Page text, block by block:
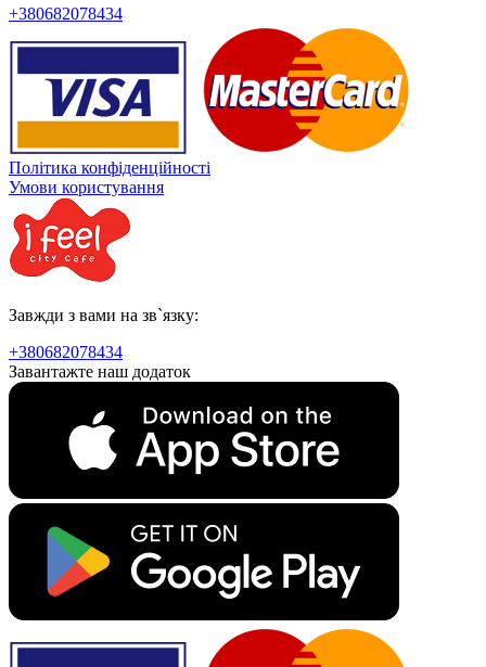
+380682078434
Політика конфіденційності
Умови користування
Завжди з вами на зв`язку:
+380682078434
Завантажте наш додаток